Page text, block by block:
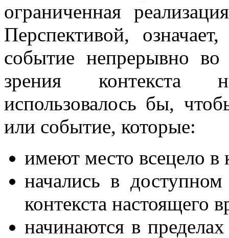
ограниченная
Перспективой,
событие непрерывно
зрения контекста
использовалось бы,
или событие, которые:
имеют место всецело в
начались в
контекста настоящего
начинаются в